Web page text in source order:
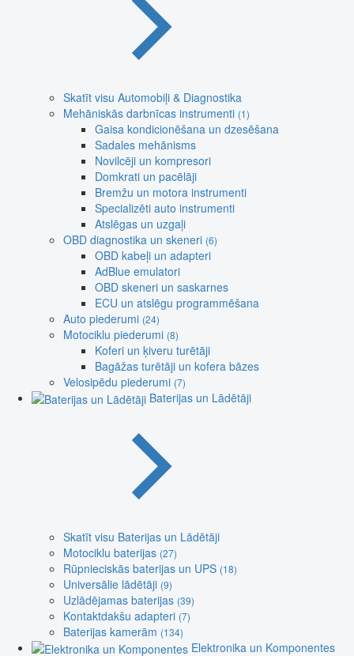
Skatīt visu Automobiļi & Diagnostika
Mehāniskās darbnīcas instrumenti (1)
Gaisa kondicionēšana un dzesēšana
Sadales mehānisms
Novilcēji un kompresori
Domkrati un pacēlāji
Bremžu un motora instrumenti
Specializēti auto instrumenti
Atslēgas un uzgaļi
OBD diagnostika un skeneri (6)
OBD kabeļi un adapteri
AdBlue emulatori
OBD skeneri un saskarnes
ECU un atslēgu programmēšana
Auto piederumi (24)
Motociklu piederumi (8)
Koferi un ķiveru turētāji
Bagāžas turētāji un kofera bāzes
Velosipēdu piederumi (7)
Baterijas un Lādētāji
Skatīt visu Baterijas un Lādētāji
Motociklu baterijas (27)
Rūpnieciskās baterijas un UPS (18)
Universālie lādētāji (9)
Uzlādējamas baterijas (39)
Kontaktdakšu adapteri (7)
Baterijas kamerām (134)
Elektronika un Komponentes